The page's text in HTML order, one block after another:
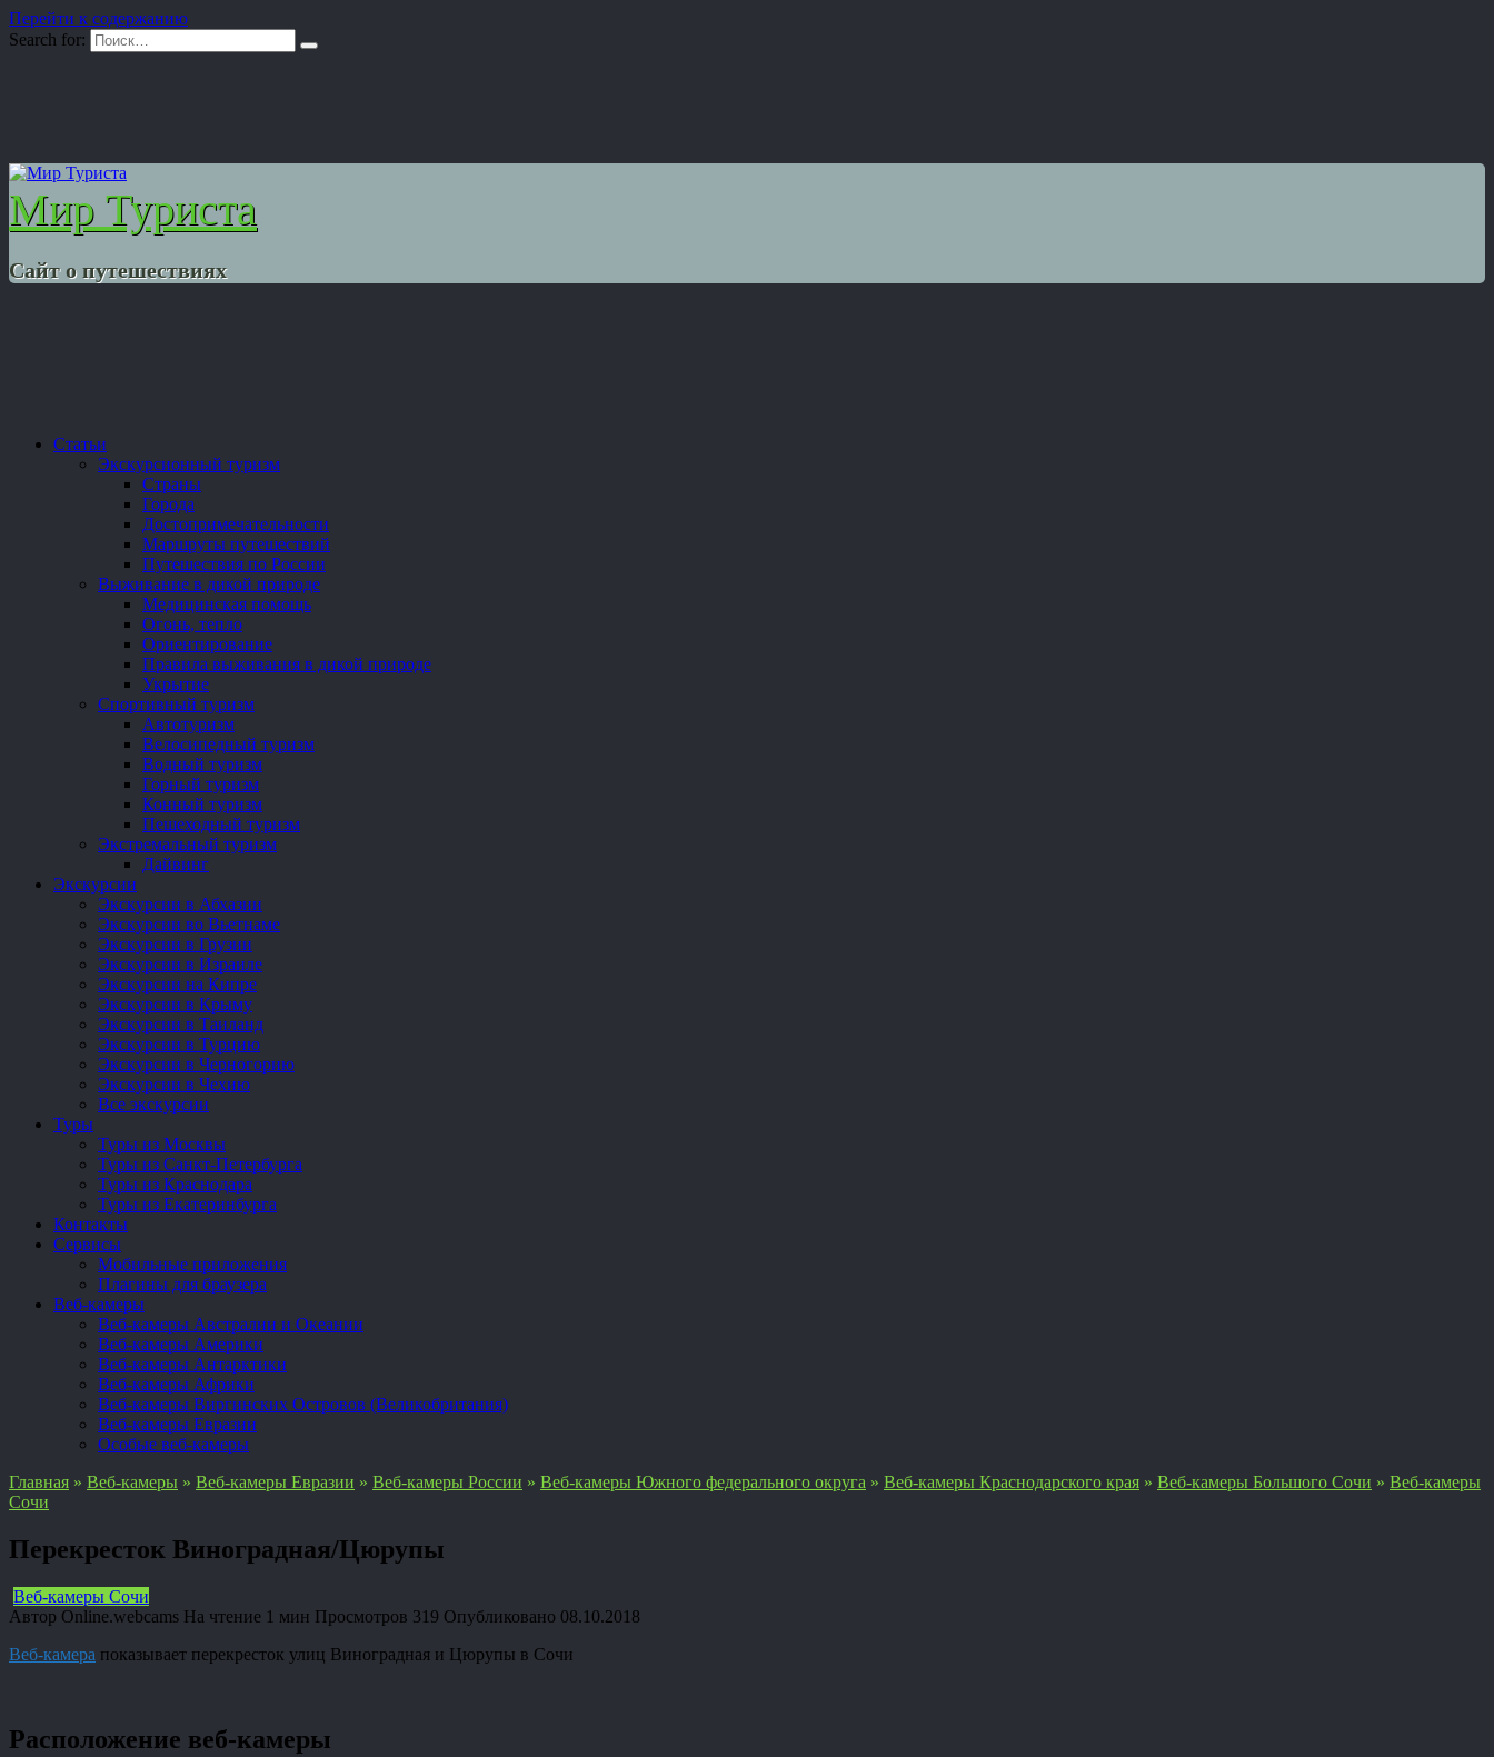
Перейти к содержанию
Search for:
Мир Туриста
Сайт о путешествиях
Статьи
Экскурсионный туризм
Страны
Города
Достопримечательности
Маршруты путешествий
Путешествия по России
Выживание в дикой природе
Медицинская помощь
Огонь, тепло
Ориентирование
Правила выживания в дикой природе
Укрытие
Спортивный туризм
Автотуризм
Велосипедный туризм
Водный туризм
Горный туризм
Конный туризм
Пешеходный туризм
Экстремальный туризм
Дайвинг
Экскурсии
Экскурсии в Абхазии
Экскурсии во Вьетнаме
Экскурсии в Грузии
Экскурсии в Израиле
Экскурсии на Кипре
Экскурсии в Крыму
Экскурсии в Таиланд
Экскурсии в Турцию
Экскурсии в Черногорию
Экскурсии в Чехию
Все экскурсии
Туры
Туры из Москвы
Туры из Санкт-Петербурга
Туры из Краснодара
Туры из Екатеринбурга
Контакты
Сервисы
Мобильные приложения
Плагины для браузера
Веб-камеры
Веб-камеры Австралии и Океании
Веб-камеры Америки
Веб-камеры Антарктики
Веб-камеры Африки
Веб-камеры Виргинских Островов (Великобритания)
Веб-камеры Евразии
Особые веб-камеры
Главная » Веб-камеры » Веб-камеры Евразии » Веб-камеры России » Веб-камеры Южного федерального округа » Веб-камеры Краснодарского края » Веб-камеры Большого Сочи » Веб-камеры
Сочи
Перекресток Виноградная/Цюрупы
Веб-камеры Сочи
Автор Online.webcams На чтение 1 мин Просмотров 319 Опубликовано 08.10.2018
Веб-камера показывает перекресток улиц Виноградная и Цюрупы в Сочи
Расположение веб-камеры